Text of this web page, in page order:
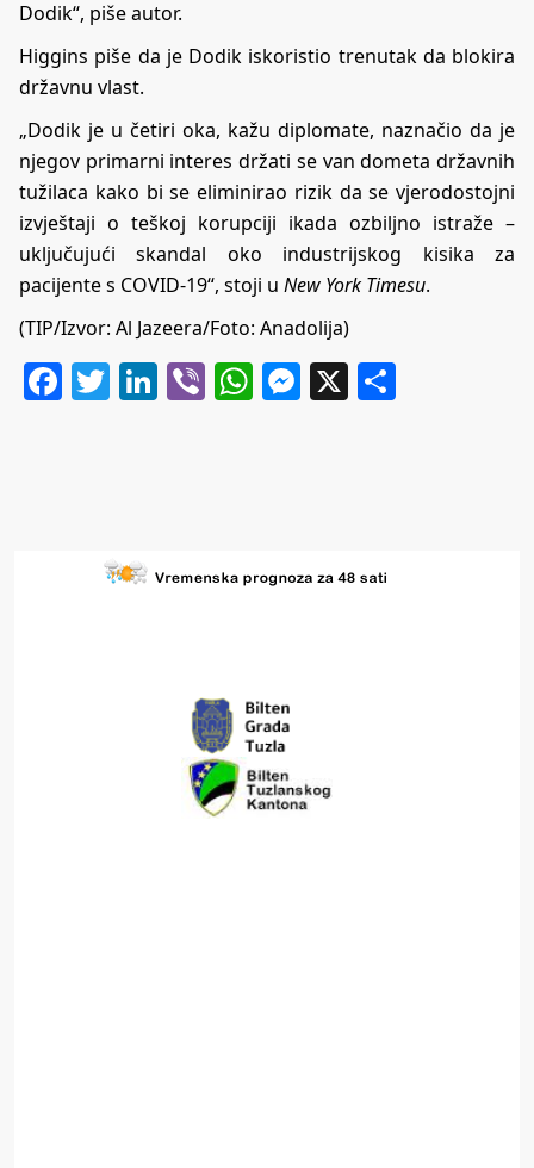
Dodik“, piše autor.
Higgins piše da je Dodik iskoristio trenutak da blokira
državnu vlast.
„Dodik je u četiri oka, kažu diplomate, naznačio da je
njegov primarni interes držati se van dometa državnih
tužilaca kako bi se eliminirao rizik da se vjerodostojni
izvještaji o teškoj korupciji ikada ozbiljno istraže –
uključujući skandal oko industrijskog kisika za
pacijente s COVID-19“, stoji u New York Timesu.
(TIP/Izvor: Al Jazeera/Foto: Anadolija)
Facebook
Twitter
LinkedIn
ViberWhatsApp
Messenger
X